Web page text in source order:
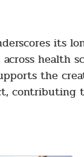
its
health
the